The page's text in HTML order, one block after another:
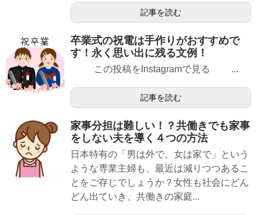
記事を読む
卒業式の祝電は手作りがおすすめで
す！永く思い出に残る文例！
この投稿をInstagramで見る ...
記事を読む
家事分担は難しい！？共働きでも家事
をしない夫を導く４つの方法
日本特有の「男は外で、女は家で」という
ような専業主婦も、最近は減りつつあるこ
とをご存じでしょうか？女性も社会にどん
どん出ていき、共働きの家庭...